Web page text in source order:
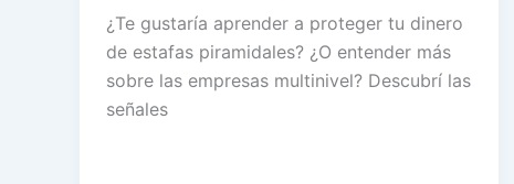
¿Te gustaría aprender a proteger tu dinero
de estafas piramidales? ¿O entender más
sobre las empresas multinivel? Descubrí las
señales